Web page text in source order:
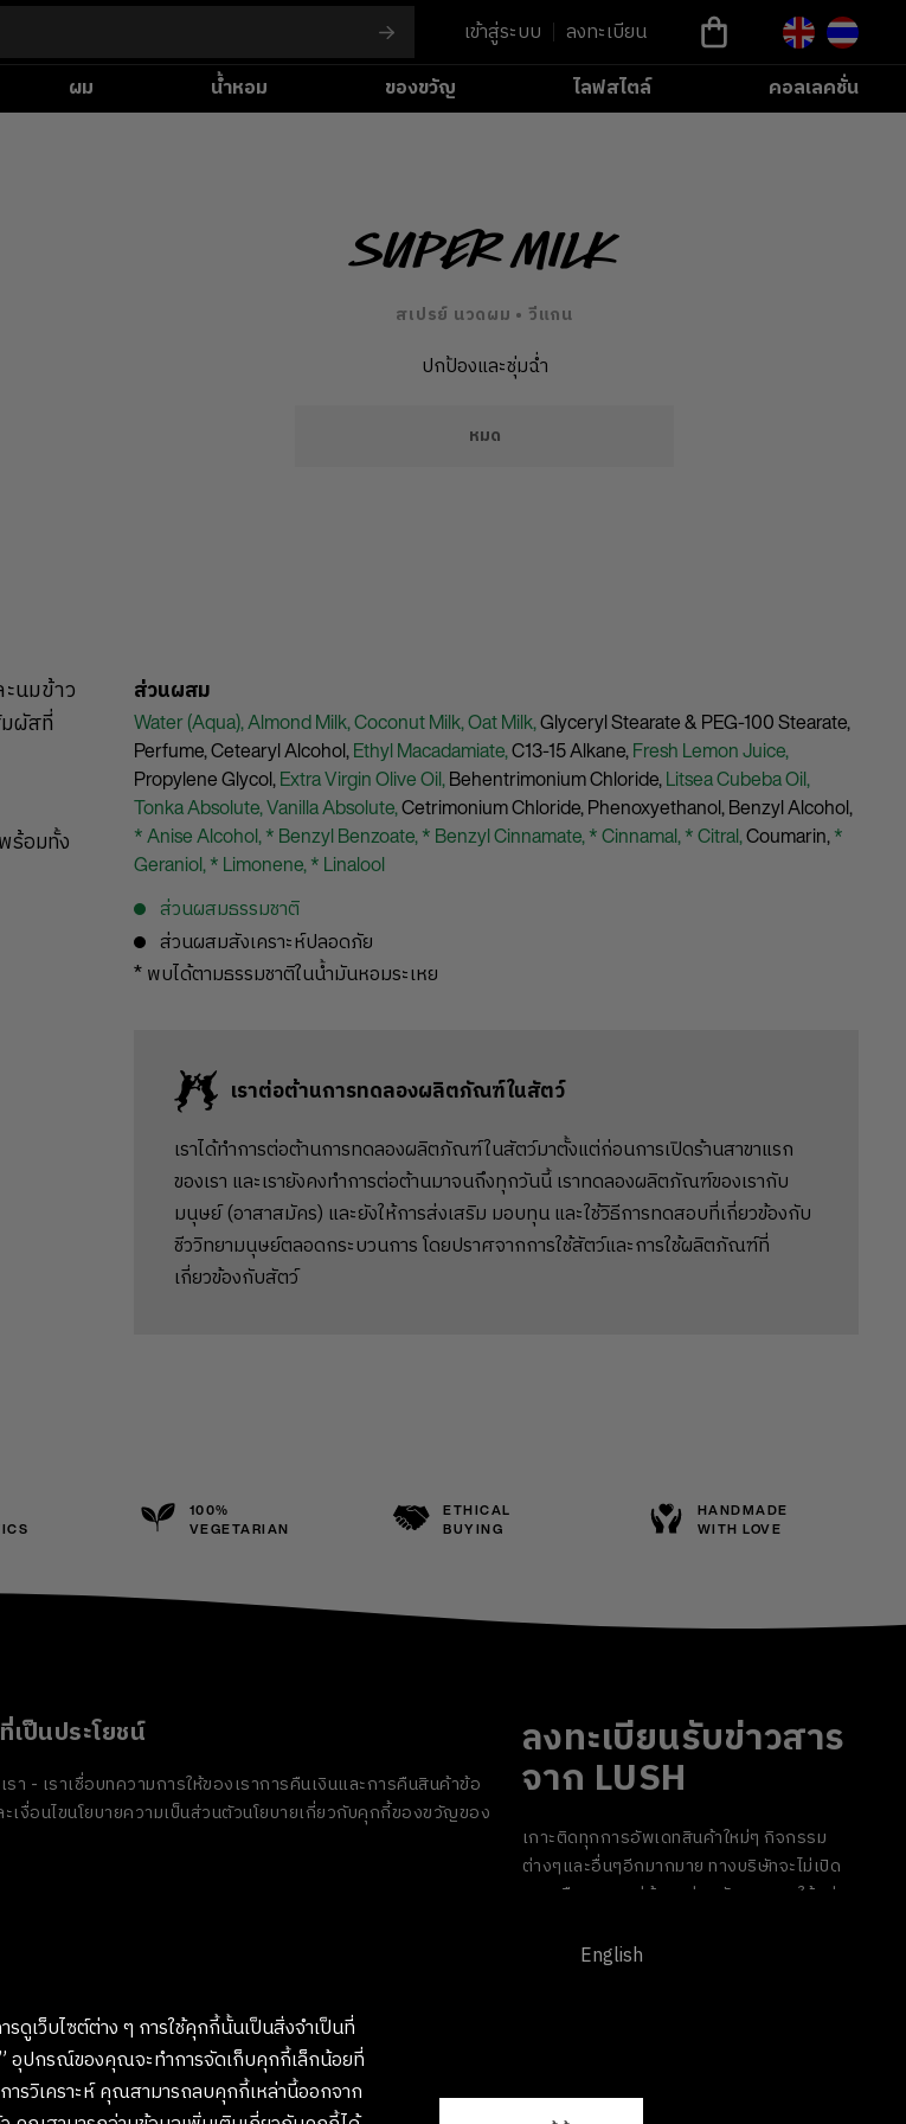
เข้าสู่ระบบ
ลงทะเบียน
ผม น้ำหอม ของขวัญ ไลฟสไตล์ คอลเลคชั่น
Super Milk
สเปรย์ นวดผม • วีแกน
ปกป้องและชุ่มฉ่ำ
หมด
นมข้าว
ผัสที่
ร้อมทั้ง
ส่วนผสม
Water (Aqua),Almond Milk,Coconut Milk,Oat Milk,Glyceryl Stearate & PEG-100 Stearate,
Perfume,Cetearyl Alcohol,Ethyl Macadamiate,C13-15 Alkane,Fresh Lemon Juice,
Propylene Glycol,Extra Virgin Olive Oil,Behentrimonium Chloride,Litsea Cubeba Oil,
Tonka Absolute,Vanilla Absolute,Cetrimonium Chloride,Phenoxyethanol,Benzyl Alcohol,
* Anise Alcohol,* Benzyl Benzoate,* Benzyl Cinnamate,* Cinnamal,* Citral,Coumarin,*
Geraniol,* Limonene,* Linalool
ส่วนผสมธรรมชาติ
ส่วนผสมสังเคราะห์ปลอดภัย
* พบได้ตามธรรมชาติในน้ำมันหอมระเหย
เราต่อต้านการทดลองผลิตภัณฑ์ในสัตว์
เราได้ทำการต่อต้านการทดลองผลิตภัณฑ์ในสัตว์มาตั้งแต่ก่อนการเปิดร้านสาขาแรก
ของเรา และเรายังคงทำการต่อต้านมาจนถึงทุกวันนี้ เราทดลองผลิตภัณฑ์ของเรากับ
มนุษย์ (อาสาสมัคร) และยังให้การส่งเสริม มอบทุน และใช้วิธีการทดสอบที่เกี่ยวข้องกับ
ชีววิทยามนุษย์ตลอดกระบวนการ โดยปราศจากการใช้สัตว์และการใช้ผลิตภัณฑ์ที่
เกี่ยวข้องกับสัตว์
100%
VEGETARIAN
ETHICAL
BUYING
HANDMADE
WITH LOVE
เป็นประโยชน์
รา - เราเชื่อบทความการให้ของเราการคืนเงินและการคืนสินค้าข้อ
เงื่อนไขนโยบายความเป็นส่วนตัวนโยบายเกี่ยวกับคุกกี้ของขวัญของ
ลงทะเบียนรับข่าวสาร
จาก LUSH
เกาะติดทุกการอัพเดทสินค้าใหม่ๆ กิจกรรม
ต่างๆและอื่นๆอีกมากมาย ทางบริษัทจะไม่เปิด
เผยหรือเผยแพร่ข้อมูลส่วนตัวของคุณให้แก่
ข่าวสารได้ทุกเมื่อ
English
ดูเว็บไซต์ต่าง ๆ การใช้คุกกี้นั้นเป็นสิ่งจำเป็นที่
” อุปกรณ์ของคุณจะทำการจัดเก็บคุกกี้เล็กน้อยที่
ารวิเคราะห์ คุณสามารถลบคุกกี้เหล่านี้ออกจาก